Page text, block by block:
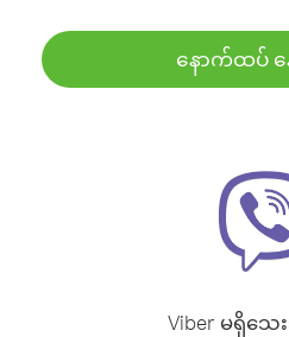
နောက်ထပ် နေ
Viber မရှိသေ